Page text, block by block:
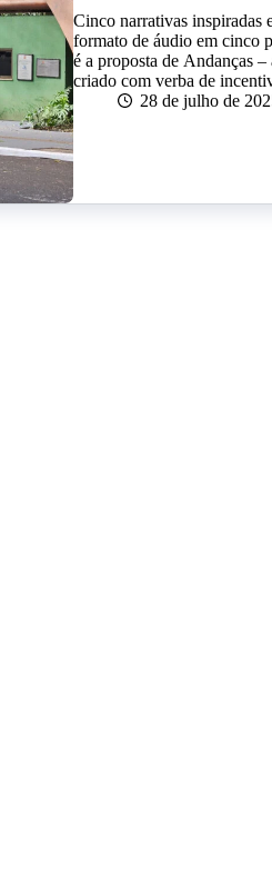
Cinco narrativas inspiradas
formato de áudio em cinco
é a proposta de Andanças
criado com verba de
28 de julho de